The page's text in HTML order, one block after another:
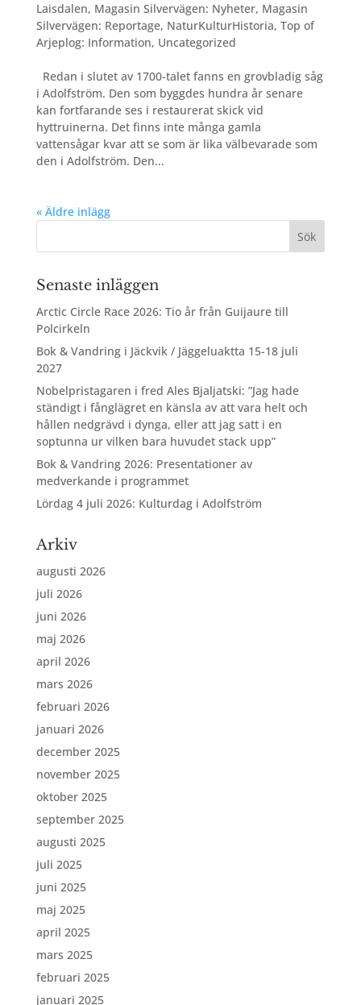
Laisdalen, Magasin Silvervägen: Nyheter, Magasin
Silvervägen: Reportage, NaturKulturHistoria, Top of
Arjeplog: Information, Uncategorized
Redan i slutet av 1700-talet fanns en grovbladig såg
i Adolfström. Den som byggdes hundra år senare
kan fortfarande ses i restaurerat skick vid
hyttruinerna. Det finns inte många gamla
vattensågar kvar att se som är lika välbevarade som
den i Adolfström. Den...
« Äldre inlägg
Senaste inläggen
Arctic Circle Race 2026: Tio år från Guijaure till
Polcirkeln
Bok & Vandring i Jäckvik / Jäggeluaktta 15-18 juli
2027
Nobelpristagaren i fred Ales Bjaljatski: ”Jag hade
ständigt i fånglägret en känsla av att vara helt och
hållen nedgrävd i dynga, eller att jag satt i en
soptunna ur vilken bara huvudet stack upp”
Bok & Vandring 2026: Presentationer av
medverkande i programmet
Lördag 4 juli 2026: Kulturdag i Adolfström
Arkiv
augusti 2026
juli 2026
juni 2026
maj 2026
april 2026
mars 2026
februari 2026
januari 2026
december 2025
november 2025
oktober 2025
september 2025
augusti 2025
juli 2025
juni 2025
maj 2025
april 2025
mars 2025
februari 2025
januari 2025